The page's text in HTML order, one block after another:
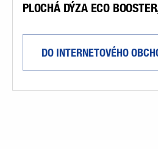
PLOCHÁ DÝZA ECO
DO INTERNETOVÉHO